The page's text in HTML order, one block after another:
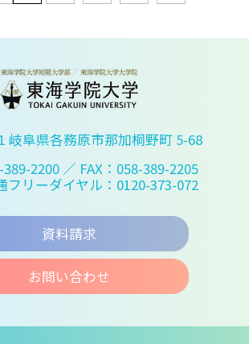
岐阜県各務原市那加桐野町 5-68
2200 ／ FAX：058-389-2205
フリーダイヤル：0120-373-072
資料請求
お問い合わせ